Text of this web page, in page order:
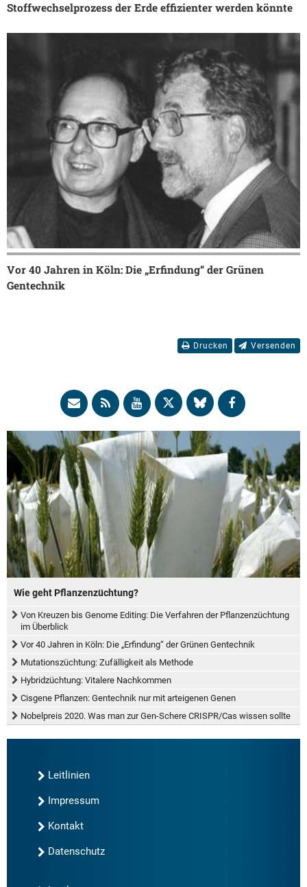
Stoffwechselprozess der Erde effizienter werden könnte
Vor 40 Jahren in Köln: Die „Erfindung“ der Grünen
Gentechnik
Drucken Versenden
Wie geht Pflanzenzüchtung?
Von Kreuzen bis Genome Editing: Die Verfahren der Pflanzenzüchtung
im Überblick
Vor 40 Jahren in Köln: Die „Erfindung“ der Grünen Gentechnik
Mutationszüchtung: Zufälligkeit als Methode
Hybridzüchtung: Vitalere Nachkommen
Cisgene Pflanzen: Gentechnik nur mit arteigenen Genen
Nobelpreis 2020. Was man zur Gen-Schere CRISPR/Cas wissen sollte
Leitlinien
Impressum
Kontakt
Datenschutz